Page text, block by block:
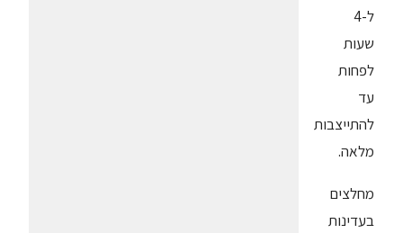
ל-4
שעות
לפחות
עד
להתייצבות
מלאה.
מחלצים
בעדינות